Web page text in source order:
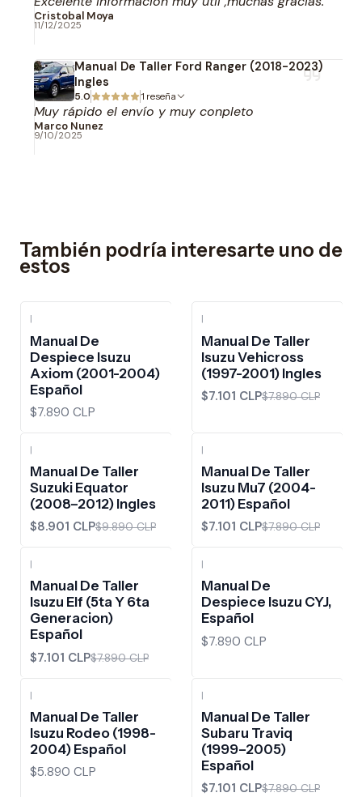
Cristobal Moya
11/12/2025
Manual De Taller Ford Ranger (2018-2023)
Ingles
5.0 1 reseña
Muy rápido el envío y muy conpleto
Marco Nunez
9/10/2025
También podría interesarte uno de
estos
|
Manual De
Despiece Isuzu
Axiom (2001-2004)
Español
$7.890 CLP
|
Manual De Taller
Isuzu Vehicross
(1997-2001) Ingles
$7.101 CLP$7.890 CLP
|
Manual De Taller
Suzuki Equator
(2008–2012) Ingles
$8.901 CLP$9.890 CLP
|
Manual De Taller
Isuzu Mu7 (2004-
2011) Español
$7.101 CLP$7.890 CLP
|
Manual De Taller
Isuzu Elf (5ta Y 6ta
Generacion)
Español
$7.101 CLP$7.890 CLP
|
Manual De
Despiece Isuzu CYJ,
Español
$7.890 CLP
|
Manual De Taller
Isuzu Rodeo (1998-
2004) Español
$5.890 CLP
|
Manual De Taller
Subaru Traviq
(1999–2005)
Español
$7.101 CLP$7.890 CLP